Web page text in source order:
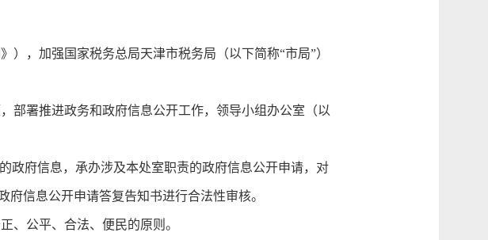
，加强国家税务总局天津市税务局（以下简称“市局”）
署推进政务和政府信息公开工作，领导小组办公室（以
府信息，承办涉及本处室职责的政府信息公开申请，对
信息公开申请答复告知书进行合法性审核。
公平、合法、便民的原则。